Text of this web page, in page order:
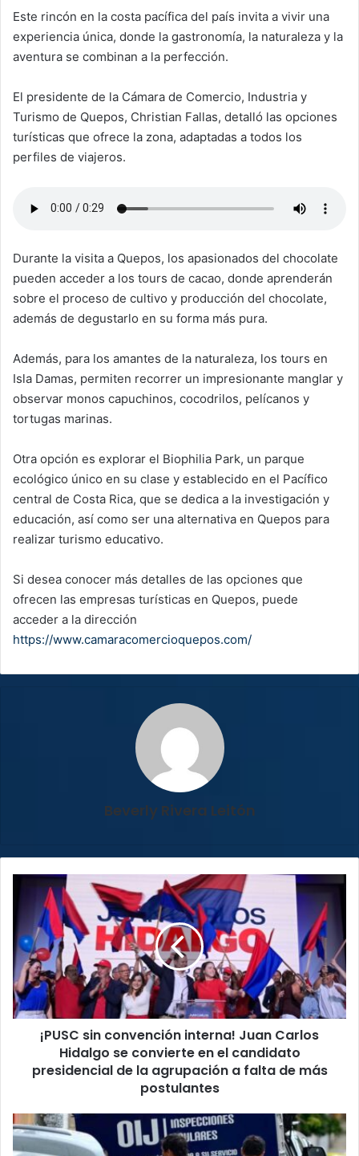
Este rincón en la costa pacífica del país invita a vivir una
experiencia única, donde la gastronomía, la naturaleza y la
aventura se combinan a la perfección.
El presidente de la Cámara de Comercio, Industria y
Turismo de Quepos, Christian Fallas, detalló las opciones
turísticas que ofrece la zona, adaptadas a todos los
perfiles de viajeros.
Durante la visita a Quepos, los apasionados del chocolate
pueden acceder a los tours de cacao, donde aprenderán
sobre el proceso de cultivo y producción del chocolate,
además de degustarlo en su forma más pura.
Además, para los amantes de la naturaleza, los tours en
Isla Damas, permiten recorrer un impresionante manglar y
observar monos capuchinos, cocodrilos, pelícanos y
tortugas marinas.
Otra opción es explorar el Biophilia Park, un parque
ecológico único en su clase y establecido en el Pacífico
central de Costa Rica, que se dedica a la investigación y
educación, así como ser una alternativa en Quepos para
realizar turismo educativo.
Si desea conocer más detalles de las opciones que
ofrecen las empresas turísticas en Quepos, puede
acceder a la dirección
https://www.camaracomercioquepos.com/
Beverly Rivera Leitón
convención
interna!
Juan
Carlos
Hidalgo
se
convierte
candidato
la
agrupación
a
¡PUSC sin convención interna! Juan Carlos
Hidalgo se convierte en el candidato
presidencial de la agrupación a falta de más
postulantes
Alajuela:
Hombre